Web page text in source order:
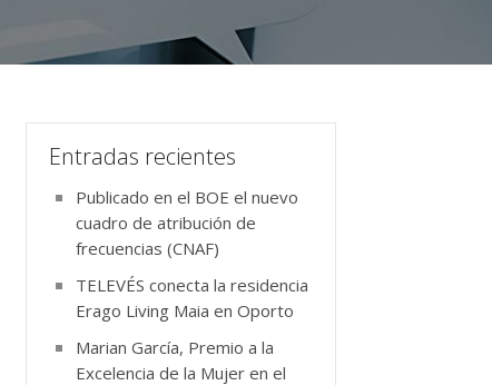
Entradas recientes
Publicado en el BOE el nuevo
cuadro de atribución de
frecuencias (CNAF)
TELEVÉS conecta la residencia
Erago Living Maia en Oporto
Marian García, Premio a la
Excelencia de la Mujer en el